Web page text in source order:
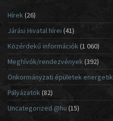
Hírek(26)
Járási Hivatal hírei (41)
Közérdekű információk(1 060)
Meghívók/rendezvények (392)
Önkormányzati épületek
Pályázatok (82)
Uncategorized @hu (15)